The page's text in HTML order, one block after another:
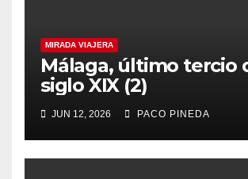
MIRADA VIAJERA
Málaga, último tercio
siglo XIX (2)
JUN 12, 2026 PACO PINEDA